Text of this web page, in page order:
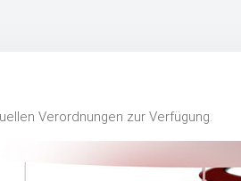
Verordnungen zur Verfügung.